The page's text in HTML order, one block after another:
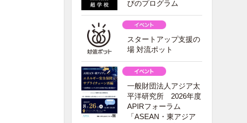
びのプログラム
スタートアップ支援の
場 対流ポット
一般財団法人アジア太
平洋研究所 2026年度
APIRフォーラム
「ASEAN・東アジア